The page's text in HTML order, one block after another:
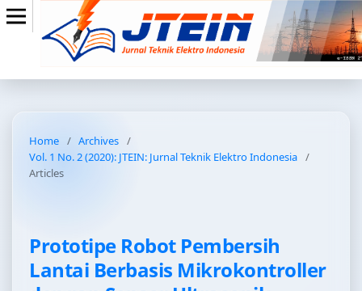
Home / Archives /
Vol. 1 No. 2 (2020): JTEIN: Jurnal Teknik Elektro Indonesia /
Articles
Prototipe Robot Pembersih
Lantai Berbasis Mikrokontroller